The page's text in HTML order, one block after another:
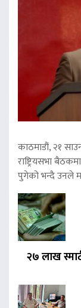
काठमाडौं, २१
राष्ट्रियसभा
पुगेको भन्दै उनले
२७ लाख